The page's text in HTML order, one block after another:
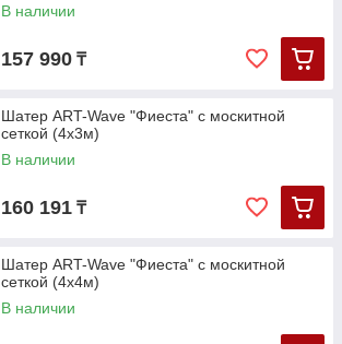
В наличии
157 990 ₸
Шатер ART-Wave "Фиеста" с москитной
сеткой (4х3м)
В наличии
160 191 ₸
Шатер ART-Wave "Фиеста" с москитной
сеткой (4х4м)
В наличии